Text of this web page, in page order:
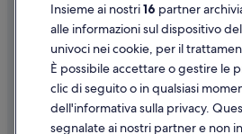
Supporto
Assistenza clienti
Contattaci
Come cancellare un volo
Insieme ai nostri16 partner
alle informazioni sul dispositivo
univoci nei cookie, per il
È possibile accettare o gestire le
clic di seguito o in qualsiasi
dell'informativa sulla privacy.
segnalate ai nostri partner e non